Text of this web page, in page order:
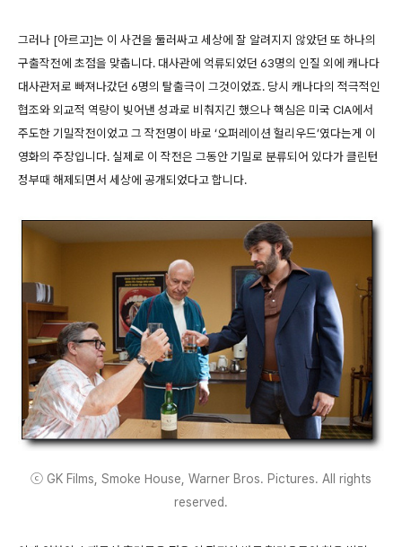
그러나 [아르고]는 이 사건을 둘러싸고 세상에 잘 알려지지 않았던 또 하나의
구출작전에 초점을 맞춥니다. 대사관에 억류되었던 63명의 인질 외에 캐나다
대사관저로 빠져나갔던 6명의 탈출극이 그것이었죠. 당시 캐나다의 적극적인
협조와 외교적 역량이 빚어낸 성과로 비춰지긴 했으나 핵심은 미국 CIA에서
주도한 기밀작전이었고 그 작전명이 바로 ‘오퍼레이션 헐리우드’였다는게 이
영화의 주장입니다. 실제로 이 작전은 그동안 기밀로 분류되어 있다가 클린턴
정부때 해제되면서 세상에 공개되었다고 합니다.
ⓒ GK Films, Smoke House, Warner Bros. Pictures. All rights
reserved.